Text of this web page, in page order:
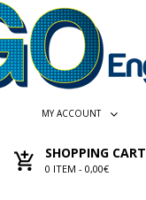
MY ACCOUNT
SHOPPING CART
0 ITEM - 0,00€